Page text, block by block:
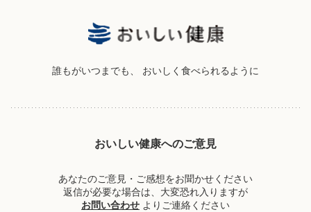
誰もがいつまでも、 おいしく食べられるように
おいしい健康へのご意見
あなたのご意見・ご感想をお聞かせください
返信が必要な場合は、大変恐れ入りますが
お問い合わせ よりご連絡ください